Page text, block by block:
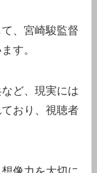
、宮崎駿監督
す。
ど、現実には
おり、視聴者